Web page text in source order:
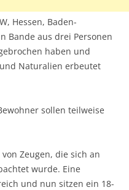
Hessen, Baden-
Bande aus drei Personen
haben und
Naturalien erbeutet
sollen teilweise
Zeugen, die sich an
wurde. Eine
und nun sitzen ein 18-